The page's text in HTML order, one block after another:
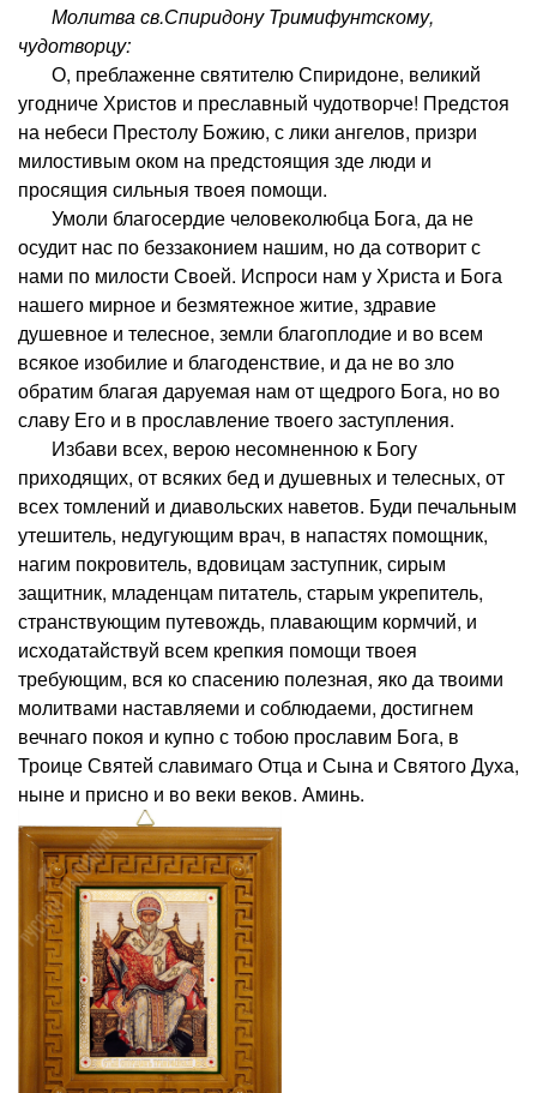
Молитва св.Спиридону Тримифунтскому,
чудотворцу:
О, преблаженне святителю Спиридоне, великий
угодниче Христов и преславный чудотворче! Предстоя
на небеси Престолу Божию, с лики ангелов, призри
милостивым оком на предстоящия зде люди и
просящия сильныя твоея помощи.
Умоли благосердие человеколюбца Бога, да не
осудит нас по беззаконием нашим, но да сотворит с
нами по милости Своей. Испроси нам у Христа и Бога
нашего мирное и безмятежное житие, здравие
душевное и телесное, земли благоплодие и во всем
всякое изобилие и благоденствие, и да не во зло
обратим благая даруемая нам от щедрого Бога, но во
славу Его и в прославление твоего заступления.
Избави всех, верою несомненною к Богу
приходящих, от всяких бед и душевных и телесных, от
всех томлений и диавольских наветов. Буди печальным
утешитель, недугующим врач, в напастях помощник,
нагим покровитель, вдовицам заступник, сирым
защитник, младенцам питатель, старым укрепитель,
странствующим путевождь, плавающим кормчий, и
исходатайствуй всем крепкия помощи твоея
требующим, вся ко спасению полезная, яко да твоими
молитвами наставляеми и соблюдаеми, достигнем
вечнаго покоя и купно с тобою прославим Бога, в
Троице Святей славимаго Отца и Сына и Святого Духа,
ныне и присно и во веки веков. Аминь.